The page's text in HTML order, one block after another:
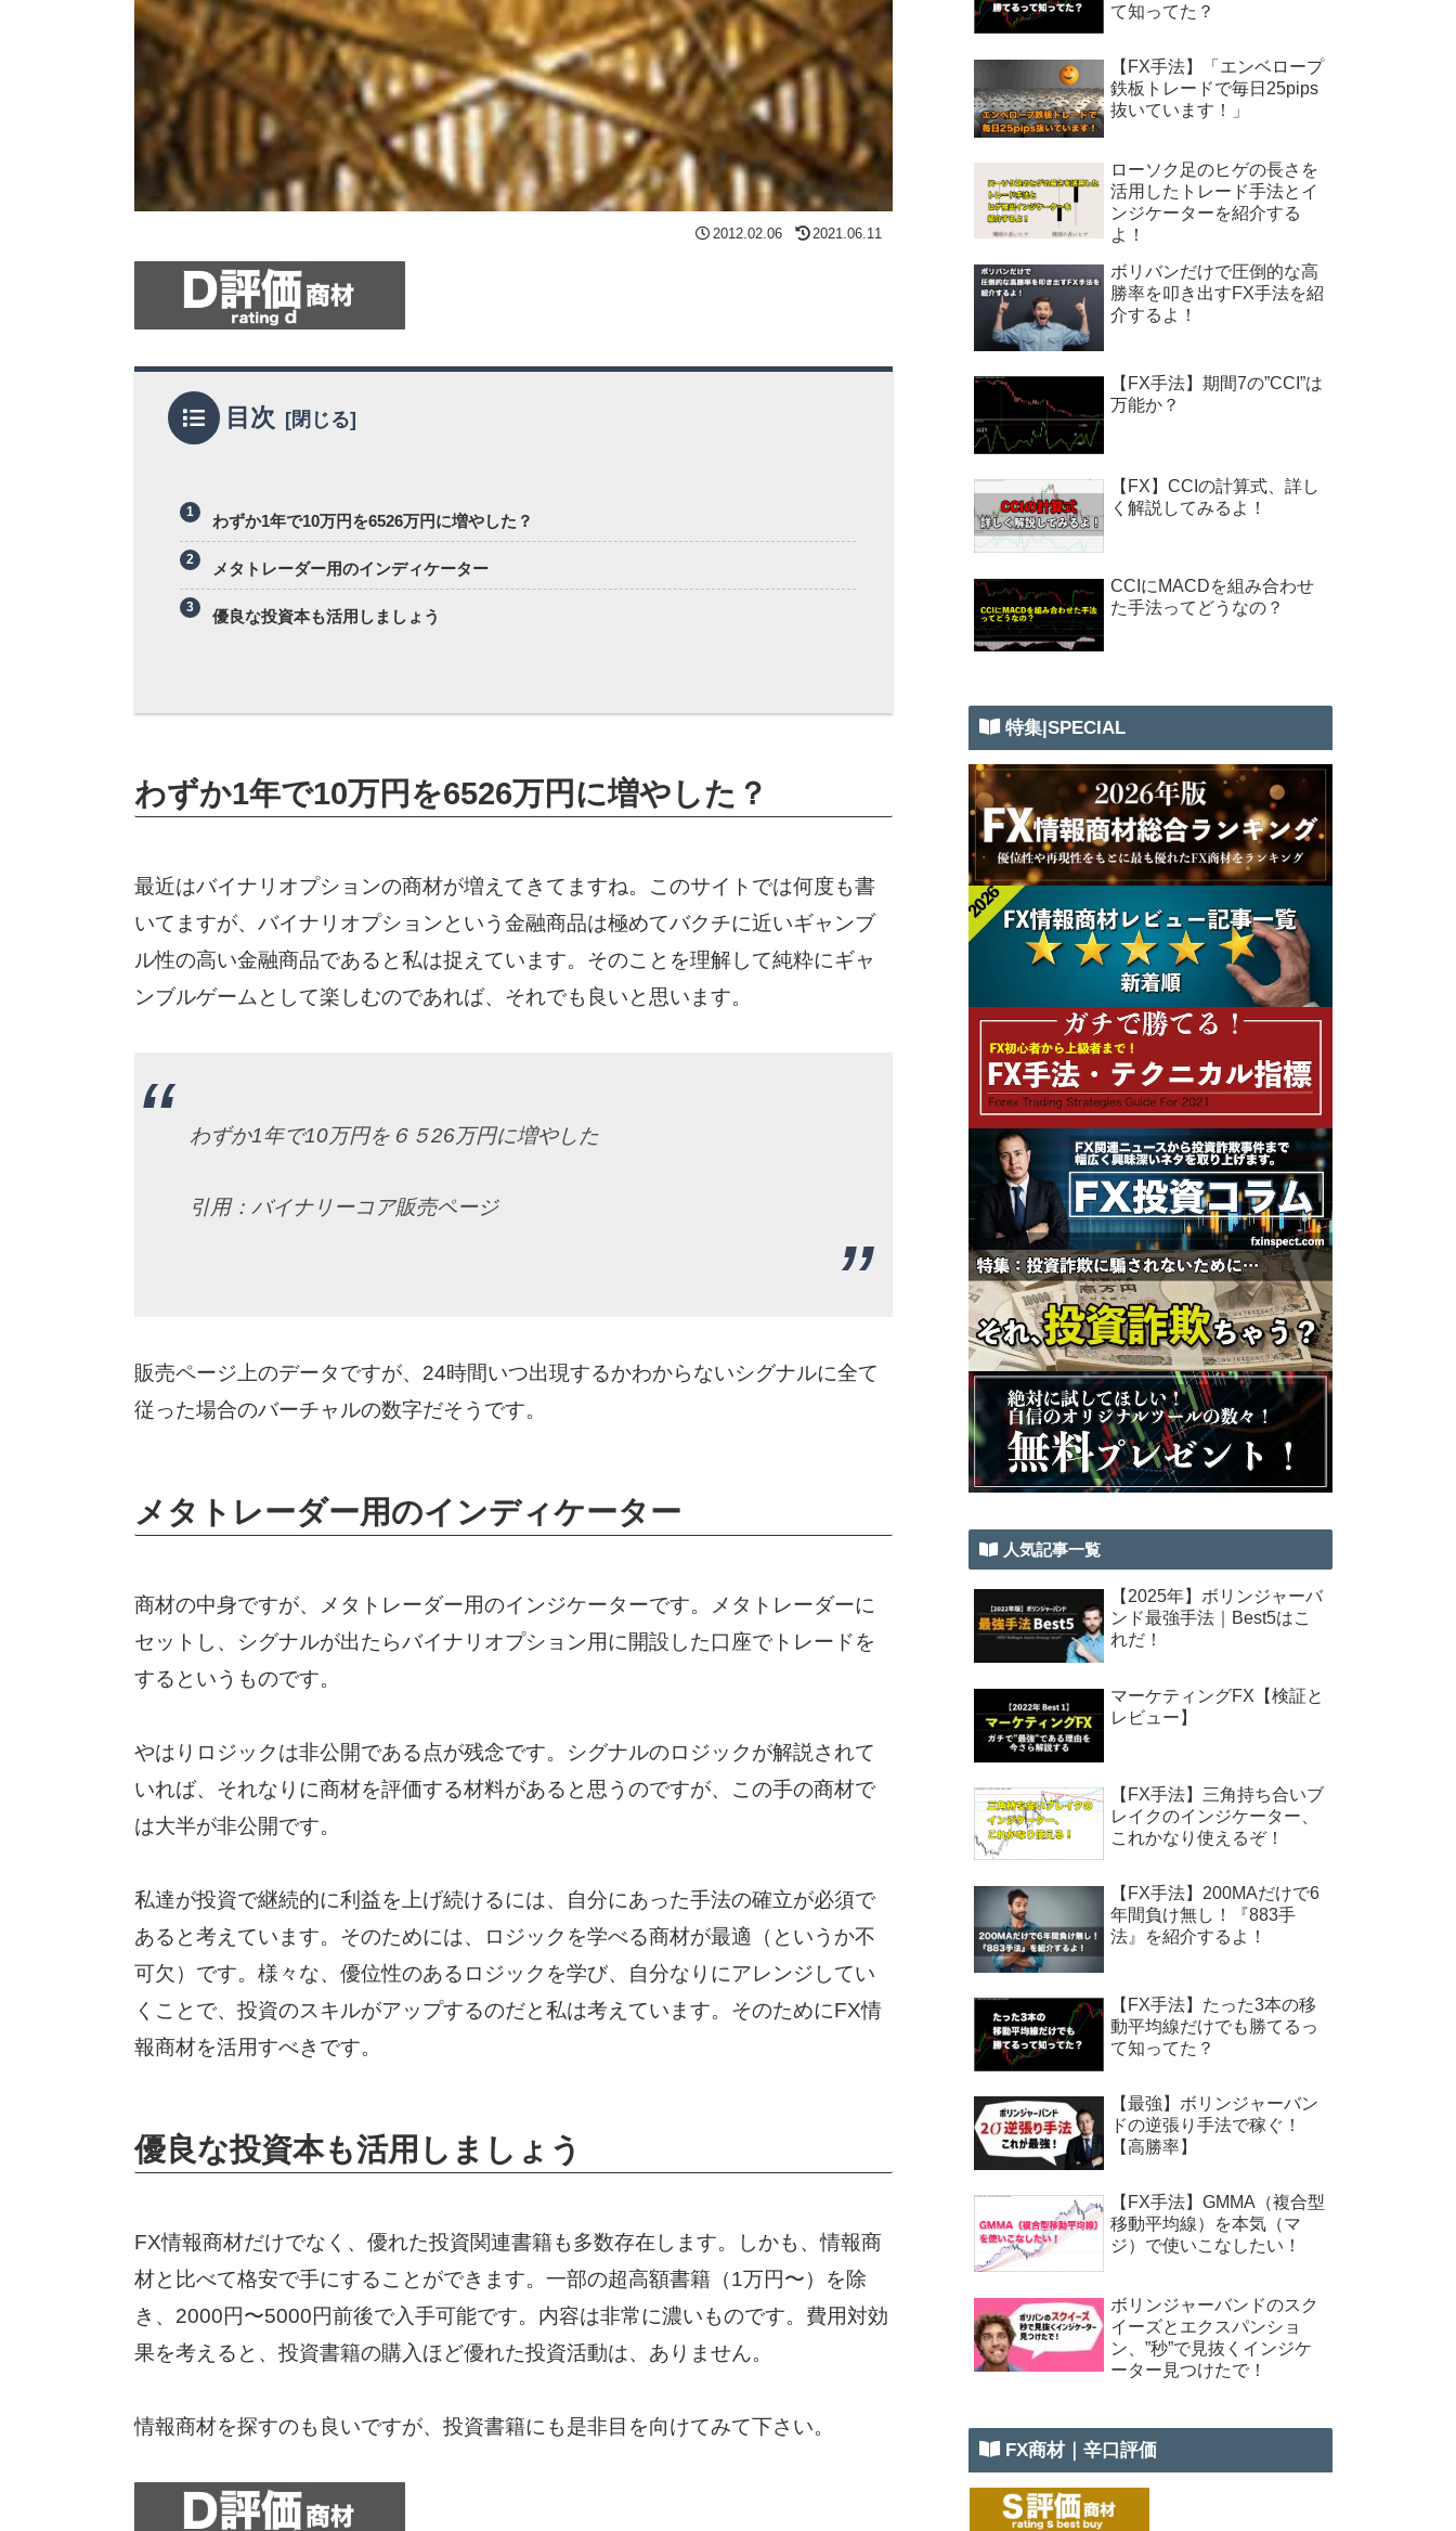
2012.02.06 2021.06.11
目次
わずか1年で10万円を6526万円に増やした？
メタトレーダー用のインディケーター
優良な投資本も活用しましょう
わずか1年で10万円を6526万円に増やした？
最近はバイナリオプションの商材が増えてきてますね。このサイトでは何度も書
いてますが、バイナリオプションという金融商品は極めてバクチに近いギャンブ
ル性の高い金融商品であると私は捉えています。そのことを理解して純粋にギャ
ンブルゲームとして楽しむのであれば、それでも良いと思います。
わずか1年で10万円を６５26万円に増やした
引用：バイナリーコア販売ページ
販売ページ上のデータですが、24時間いつ出現するかわからないシグナルに全て
従った場合のバーチャルの数字だそうです。
メタトレーダー用のインディケーター
商材の中身ですが、メタトレーダー用のインジケーターです。メタトレーダーに
セットし、シグナルが出たらバイナリオプション用に開設した口座でトレードを
するというものです。
やはりロジックは非公開である点が残念です。シグナルのロジックが解説されて
いれば、それなりに商材を評価する材料があると思うのですが、この手の商材で
は大半が非公開です。
私達が投資で継続的に利益を上げ続けるには、自分にあった手法の確立が必須で
あると考えています。そのためには、ロジックを学べる商材が最適（というか不
可欠）です。様々な、優位性のあるロジックを学び、自分なりにアレンジしてい
くことで、投資のスキルがアップするのだと私は考えています。そのためにFX情
報商材を活用すべきです。
優良な投資本も活用しましょう
FX情報商材だけでなく、優れた投資関連書籍も多数存在します。しかも、情報商
材と比べて格安で手にすることができます。一部の超高額書籍（1万円〜）を除
き、2000円〜5000円前後で入手可能です。内容は非常に濃いものです。費用対効
果を考えると、投資書籍の購入ほど優れた投資活動は、ありません。
情報商材を探すのも良いですが、投資書籍にも是非目を向けてみて下さい。
て知ってた？
【FX手法】「エンベロープ
鉄板トレードで毎日25pips
抜いています！」
ローソク足のヒゲの長さを
活用したトレード手法とイ
ンジケーターを紹介する
よ！
ボリバンだけで圧倒的な高
勝率を叩き出すFX手法を紹
介するよ！
【FX手法】期間7の”CCI”は
万能か？
【FX】CCIの計算式、詳し
く解説してみるよ！
CCIにMACDを組み合わせ
た手法ってどうなの？
特集|SPECIAL
人気記事一覧
【2025年】ボリンジャーバ
ンド最強手法｜Best5はこ
れだ！
マーケティングFX【検証と
レビュー】
【FX手法】三角持ち合いブ
レイクのインジケーター、
これかなり使えるぞ！
【FX手法】200MAだけで6
年間負け無し！『883手
法』を紹介するよ！
【FX手法】たった3本の移
動平均線だけでも勝てるっ
て知ってた？
【最強】ボリンジャーバン
ドの逆張り手法で稼ぐ！
【高勝率】
【FX手法】GMMA（複合型
移動平均線）を本気（マ
ジ）で使いこなしたい！
ボリンジャーバンドのスク
イーズとエクスパンショ
ン、”秒”で見抜くインジケ
ーター見つけたで！
FX商材｜辛口評価